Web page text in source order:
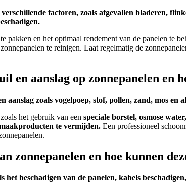
factoren, zoals afgevallen bladeren,
pakken en het optimaal rendement van de panelen te
te reinigen. Laat regelmatig de
en aanslag op zonnepanelen en
aanslag zoals vogelpoep, stof, pollen, zand, mos en
het gebruik van een speciale borstel, osmose
te vermijden. Een professioneel
zonnepanelen en hoe kunnen
het beschadigen van de panelen, kabels